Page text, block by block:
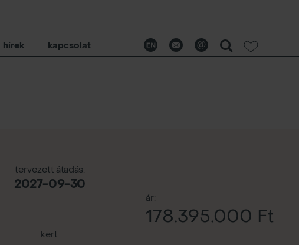
hírek kapcsolat
tervezett átadás:
2027-09-30
kert:
ár:
178.395.000 Ft